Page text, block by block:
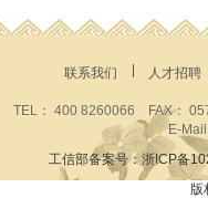
联系我们 人才招聘
TEL： 400 8260066 FAX：
E-
工信部备案号：浙ICP备
版